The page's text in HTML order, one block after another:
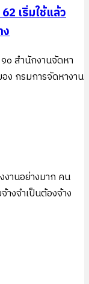
เริ่มใช้แล้ว
๐ สำนักงานจัดหา
ง กรมการจัดหางาน
านอย่างมาก คน
างจำเป็นต้องจ้าง